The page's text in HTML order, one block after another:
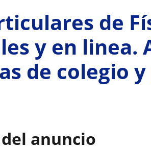
de
y en linea.
de colegio
anuncio